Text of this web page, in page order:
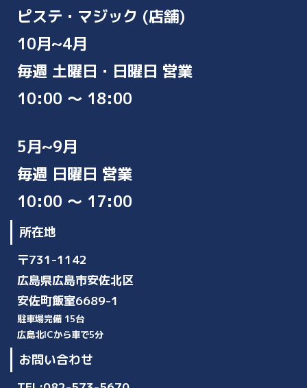
ピステ・マジック (店舗)
10月~4月
毎週 土曜日・日曜日 営業
10:00 ～ 18:00
5月~9月
毎週 日曜日 営業
10:00 ～ 17:00
所在地
〒731-1142
広島県広島市安佐北区
安佐町飯室6689-1
駐車場完備 15台
広島北ICから車で5分
お問い合わせ